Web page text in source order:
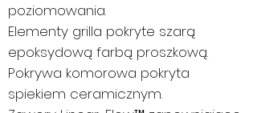
poziomowania.
Elementy grilla pokryte szarą
epoksydową farbą proszkową.
Pokrywa komorowa pokryta
spiekiem ceramicznym.